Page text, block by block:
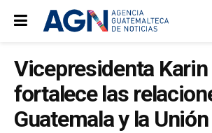
Vicepresidenta
fortalece las
Guatemala y la